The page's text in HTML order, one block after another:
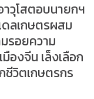
าวุโสตอบนายกฯ
ลเกษตรผสม
รอยความ
องจีน เล็งเลือก
ชีวิตเกษตรกร